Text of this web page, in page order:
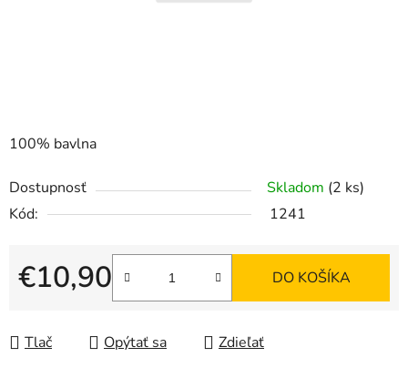
100% bavlna
Dostupnosť Skladom (2 ks)
Kód:
1241
€10,90
Jednotková cena:
DO KOŠÍKA
Tlač Opýtať sa Zdieľať